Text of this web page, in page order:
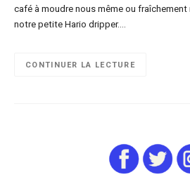
café à moudre nous même ou fraîchement
notre petite Hario dripper….
CONTINUER LA LECTURE